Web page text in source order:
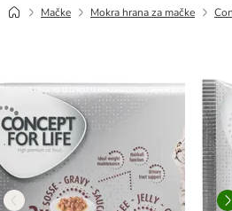
Mačke Mokra hrana za mačke